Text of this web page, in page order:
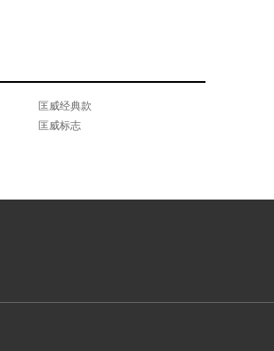
匡威经典款
匡威标志